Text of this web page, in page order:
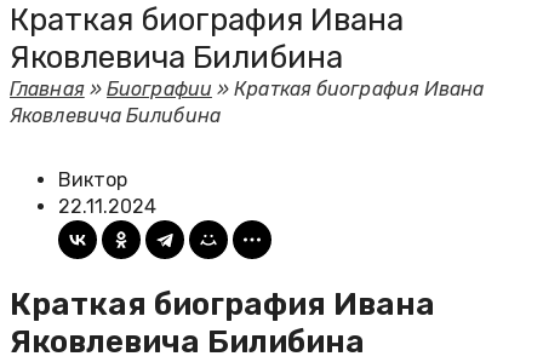
Краткая биография Ивана
Яковлевича Билибина
Главная»Биографии »Краткая биография Ивана
Яковлевича Билибина
Виктор
22.11.2024
Краткая биография Ивана
Яковлевича Билибина